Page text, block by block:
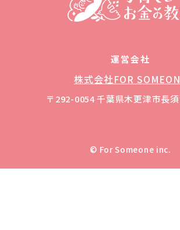
運営会社
株式会社FOR
〒292-0054 千葉県木更津市長
© For Someone inc.